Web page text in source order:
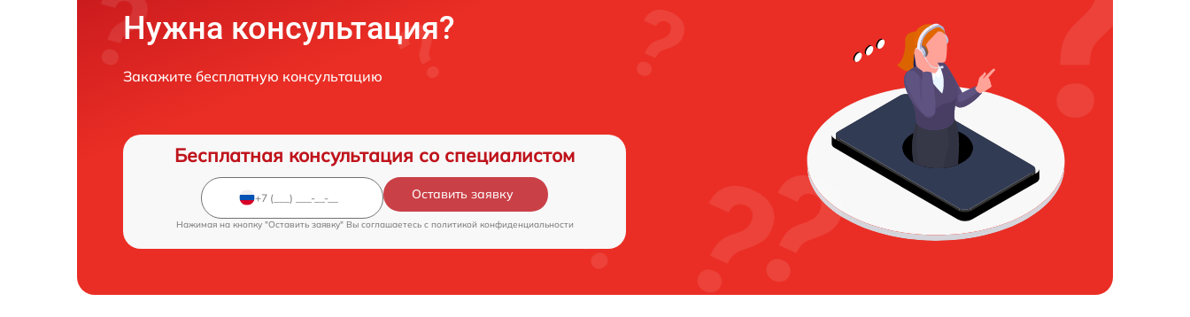
Нужна консультация?
Закажите бесплатную консультацию
Бесплатная консультация со специалистом
Оставить заявку
Нажимая на кнопку "Оставить заявку" Вы соглашаетесь c политикой конфиденциальности